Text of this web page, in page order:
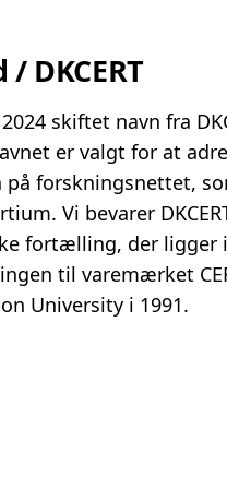
DKCERT
skiftet navn fra
er valgt for at
forskningsnettet,
Vi bevarer
fortælling, der ligger
til varemærket
University i 1991.